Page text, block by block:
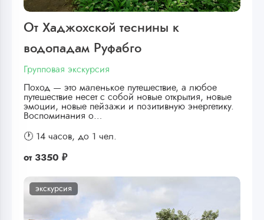
От Хаджохской теснины к
водопадам Руфабго
Групповая экскурсия
Поход — это маленькое путешествие, а любое
путешествие несет с собой новые открытия, новые
эмоции, новые пейзажи и позитивную энергетику.
Воспоминания о…
🕐 14 часов, до 1 чел.
от 3350 ₽
экскурсия